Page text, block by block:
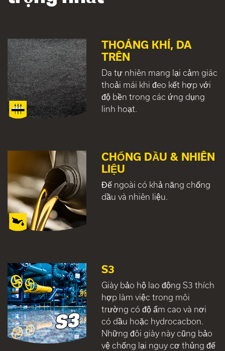
THOÁNG KHÍ, DA
TRÊN
Da tự nhiên mang lại cảm giác
thoải mái khi đeo kết hợp với
độ bền trong các ứng dụng
linh hoạt.
CHỐNG DẦU & NHIÊN
LIỆU
Đế ngoài có khả năng chống
dầu và nhiên liệu.
S3
Giày bảo hộ lao động S3 thích
hợp làm việc trong môi
trường có độ ẩm cao và nơi
có dầu hoặc hydrocacbon.
Những đôi giày này cũng bảo
vệ chống lại nguy cơ thủng đế